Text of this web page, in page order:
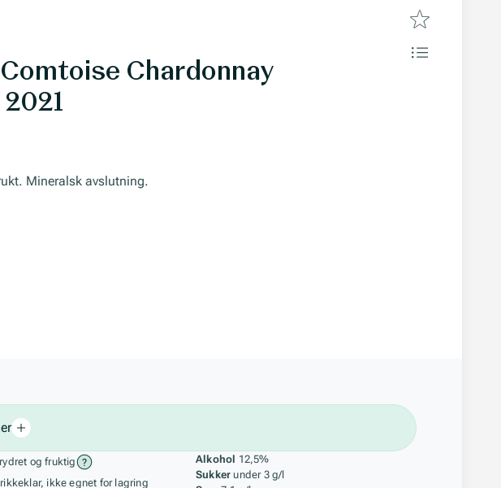
Chardonnay
2021
Mineralsk avslutning.
lagring og råstoff
og fruktig
ikke egnet for lagring
Alkohol 12,5%
Sukker under 3 g/l